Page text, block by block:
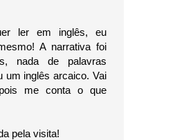
ler em inglês, eu
A narrativa foi
nada de palavras
um inglês arcaico. Vai
me conta o que
pela visita!